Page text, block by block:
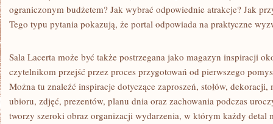
ograniczonym budżetem? Jak wybrać odpowiednie atrakcje? Jak
Tego typu pytania pokazują, że portal odpowiada na praktyczne
Sala Lacerta może być także postrzegana jako magazyn inspiracji
czytelnikom przejść przez proces przygotowań od pierwszego
Można tu znaleźć inspiracje dotyczące zaproszeń, stołów,
ubioru, zdjęć, prezentów, planu dnia oraz zachowania podczas
tworzy szeroki obraz organizacji wydarzenia, w którym każdy detal